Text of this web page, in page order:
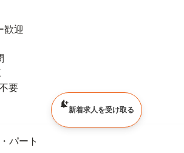
歓迎
要
パート
新着求人を受け取る